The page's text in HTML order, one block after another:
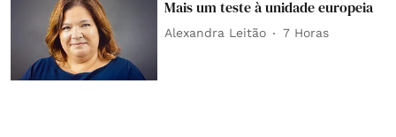
Mais um teste à unidade europeia
Alexandra Leitão 7 Horas